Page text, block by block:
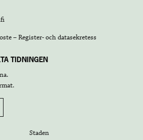
– Register- och datasekretess
TIDNINGEN
.
.
Staden